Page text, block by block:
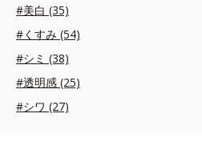
#美白 (35)
#くすみ (54)
#シミ (38)
#透明感 (25)
#シワ (27)